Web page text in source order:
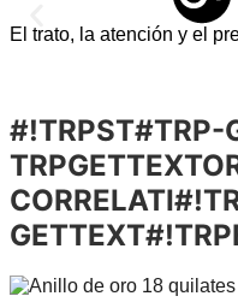
El trato, la atención y el
#!TRPST#TRP-